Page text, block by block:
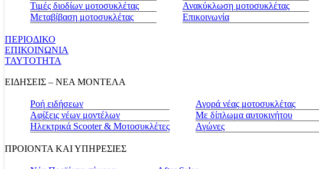
Τιμές διοδίων μοτοσυκλέτας
Μεταβίβαση μοτοσυκλέτας
Ανακύκλωση μοτοσυκλέτας
Επικοινωνία
ΠΕΡΙΟΔΙΚΟ
ΕΠΙΚΟΙΝΩΝΙΑ
ΤΑΥΤΟΤΗΤΑ
ΕΙΔΗΣΕΙΣ – ΝΕΑ ΜΟΝΤΕΛΑ
Ροή ειδήσεων
Αφίξεις νέων μοντέλων
Ηλεκτρικά Scooter & Μοτοσυκλέτες
Αγορά νέας μοτοσυκλέτας
Με δίπλωμα αυτοκινήτου
Αγώνες
ΠΡΟΙΟΝΤΑ ΚΑΙ ΥΠΗΡΕΣΙΕΣ